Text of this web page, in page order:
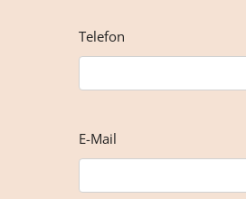
Telefon
E-Mail